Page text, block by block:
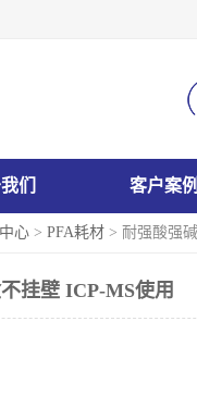
们 客户案例
心 > PFA耗材 > 耐强酸强
挂壁 ICP-MS使用